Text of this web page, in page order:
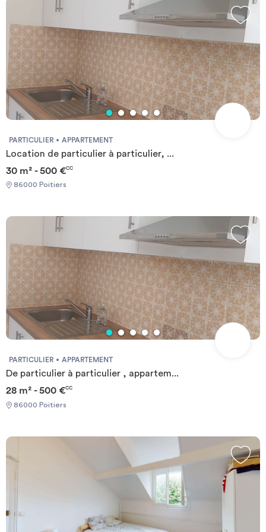
PARTICULIER APPARTEMENT
Location de particulier à particulier, ...
30 m² - 500 €CC
86000 Poitiers
PARTICULIER APPARTEMENT
De particulier à particulier , appartem...
28 m² - 500 €CC
86000 Poitiers